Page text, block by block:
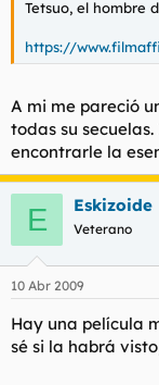
Tetsuo, el hombre
https://
A mi me pareció
todas su
encontrarle la
E Eskizoide
Veterano
10 Abr 2009
Hay una película
sé si la habrá